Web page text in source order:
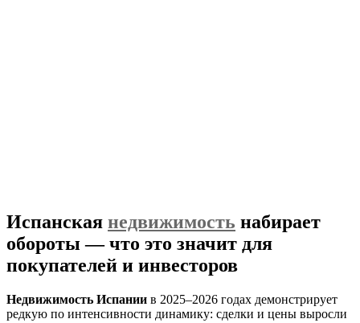
Испанская недвижимость набирает
обороты — что это значит для
покупателей и инвесторов
Недвижимость Испании в 2025–2026 годах демонстрирует
редкую по интенсивности динамику: сделки и цены выросли